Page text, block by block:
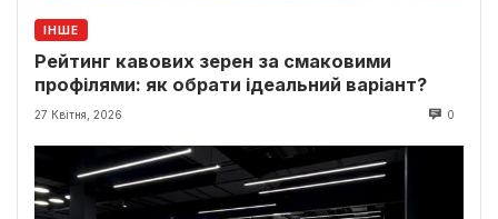
ІНШЕ
Рейтинг кавових зерен за смаковими
профілями: як обрати ідеальний варіант?
27 Квітня, 2026 0